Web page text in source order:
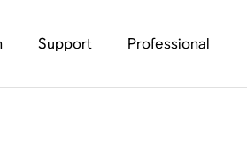
Support Professional